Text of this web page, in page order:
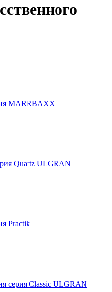
MARRBAXX
Quartz ULGRAN
Practik
серия Classic ULGRAN